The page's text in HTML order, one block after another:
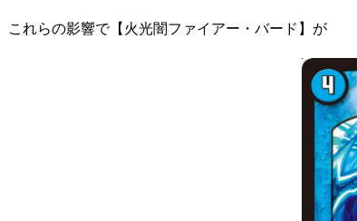
これらの影響で【火光闇ファイアー・バード】が